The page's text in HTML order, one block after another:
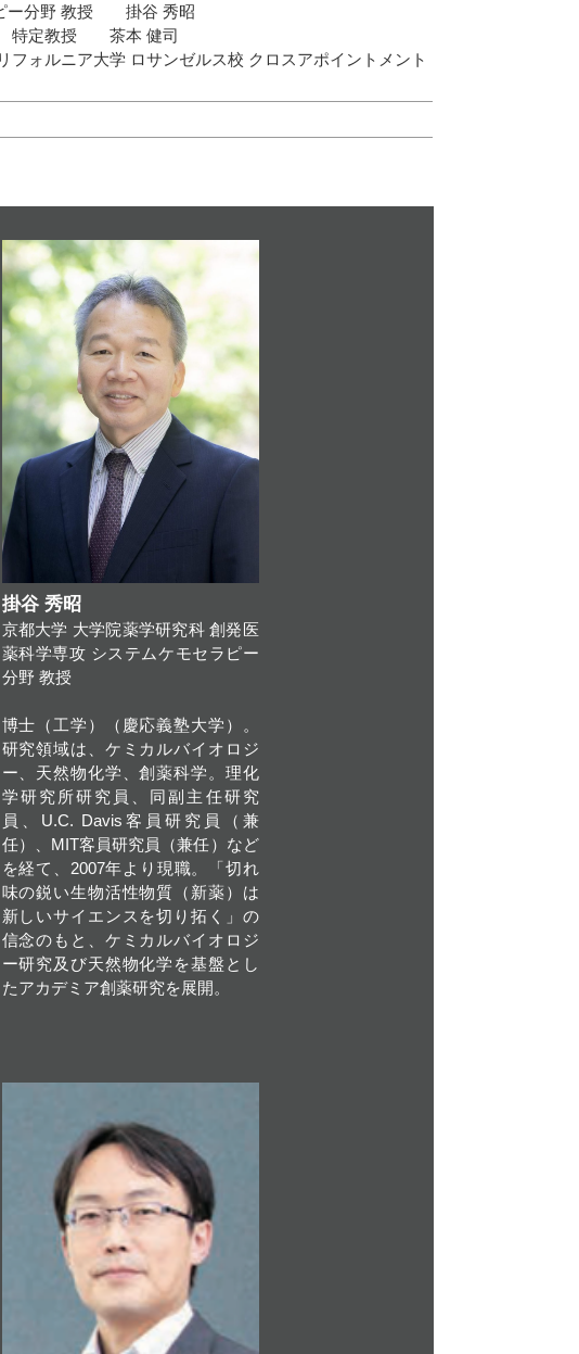
ピー分野 教授 掛谷 秀昭
） 特定教授 茶本 健司
フォルニア大学 ロサンゼルス校 クロスアポイントメント
掛谷 秀昭
京都大学 大学院薬学研究科 創発医
薬科学専攻 システムケモセラピー
分野 教授
博士（工学）（慶応義塾大学）。
研究領域は、ケミカルバイオロジ
ー、天然物化学、創薬科学。理化
学研究所研究員、同副主任研究
員、U.C. Davis客員研究員（兼
任）、MIT客員研究員（兼任）など
を経て、2007年より現職。「切れ
味の鋭い生物活性物質（新薬）は
新しいサイエンスを切り拓く」の
信念のもと、ケミカルバイオロジ
ー研究及び天然物化学を基盤とし
たアカデミア創薬研究を展開。